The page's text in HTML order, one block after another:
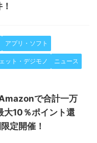
アプリ・ソフト
ット・デジモノ ニュース
で合計一万
大10％ポイント還
定開催！